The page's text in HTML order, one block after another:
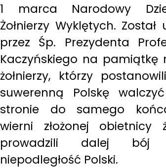
1 marca Narodowy
Żołnierzy Wyklętych.
przez Śp. Prezydenta
Kaczyńskiego na pamiątkę
żołnierzy, którzy
suwerenną Polskę
stronie do samego
wierni złożonej obietnicy
prowadzili dalej bój
niepodległość Polski.